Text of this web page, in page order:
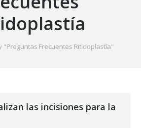
"Preguntas Frecuentes Ritidoplastía"
las incisiones para la